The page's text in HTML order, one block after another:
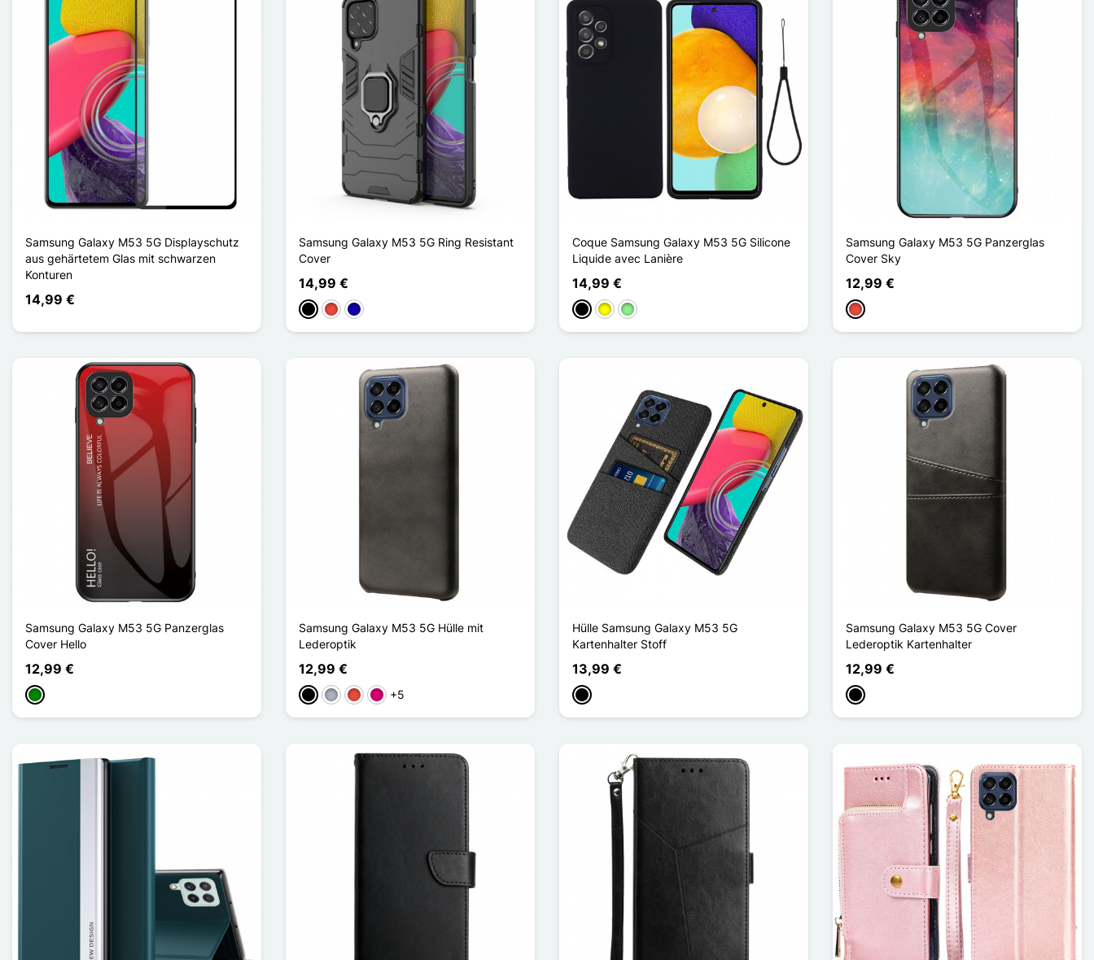
Samsung Galaxy M53 5G Displayschutz
aus gehärtetem Glas mit schwarzen
Konturen
14,99 €
Samsung Galaxy M53 5G Ring Resistant
Cover
14,99 €
Schwarz
Rot Dunkelblau
Coque Samsung Galaxy M53 5G Silicone
Liquide avec Lanière
14,99 €
Schwarz
GelbHellgrün
Samsung Galaxy M53 5G Panzerglas
Cover Sky
12,99 €
Rot
Samsung Galaxy M53 5G Panzerglas
Cover Hello
12,99 €
Grün
Samsung Galaxy M53 5G Hülle mit
Lederoptik
12,99 €
Schwarz
GrauRot Magenta
+5
Hülle Samsung Galaxy M53 5G
Kartenhalter Stoff
13,99 €
Schwarz
Samsung Galaxy M53 5G Cover
Lederoptik Kartenhalter
12,99 €
Schwarz